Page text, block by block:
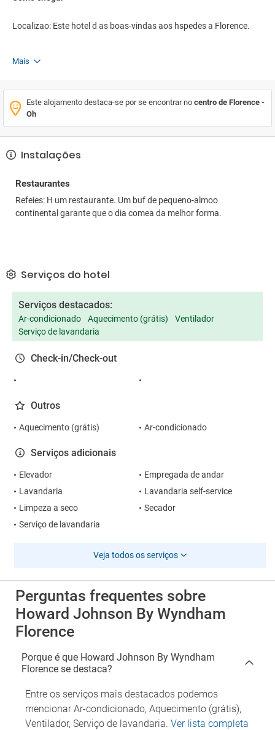
Localizao: Este hotel d as boas-vindas aos hspedes a Florence.
Mais
Este alojamento destaca-se por se encontrar no centro de Florence -
Oh
Instalações
Restaurantes
Refeies: H um restaurante. Um buf de pequeno-almoo
continental garante que o dia comea da melhor forma.
Serviços do hotel
Serviços destacados:
Ar-condicionado Aquecimento (grátis)
Ventilador
Serviço de lavandaria
Check-in/Check-out
Outros
Aquecimento (grátis) Ar-condicionado
Serviços adicionais
Elevador
Empregada de andar
Lavandaria
Lavandaria self-service
Limpeza a seco
Secador
Serviço de lavandaria
Veja todos os serviços
Perguntas frequentes sobre
Howard Johnson By Wyndham
Florence
Porque é que Howard Johnson By Wyndham
Florence se destaca?
Entre os serviços mais destacados podemos
mencionar Ar-condicionado, Aquecimento (grátis),
Ventilador, Serviço de lavandaria. Ver lista completa